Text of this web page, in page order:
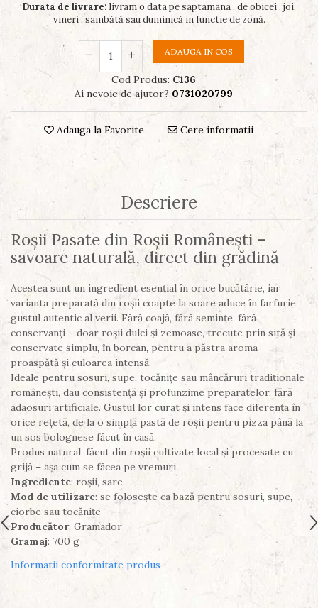
Durata de livrare: livram o data pe saptamana , de obicei , joi,
vineri , sambătă sau duminică in functie de zonă.
ADAUGA IN COS
Cod Produs: C136
Ai nevoie de ajutor? 0731020799
Adauga la Favorite Cere informatii
Descriere
Roșii Pasate din Roșii Românești –
savoare naturală, direct din grădină
Acestea sunt un ingredient esențial în orice bucătărie, iar
varianta preparată din roșii coapte la soare aduce în farfurie
gustul autentic al verii. Fără coajă, fără semințe, fără
conservanți – doar roșii dulci și zemoase, trecute prin sită și
conservate simplu, în borcan, pentru a păstra aroma
proaspătă și culoarea intensă.
Ideale pentru sosuri, supe, tocănițe sau mâncăruri tradiționale
românești, dau consistență și profunzime preparatelor, fără
adaosuri artificiale. Gustul lor curat și intens face diferența în
orice rețetă, de la o simplă pastă de roșii pentru pizza până la
un sos bolognese făcut în casă.
Produs natural, făcut din roșii cultivate local și procesate cu
grijă – așa cum se făcea pe vremuri.
Ingrediente: roșii, sare
Mod de utilizare: se folosește ca bază pentru sosuri, supe,
ciorbe sau tocănițe
Producător: Gramador
Gramaj: 700 g
Informatii conformitate produs